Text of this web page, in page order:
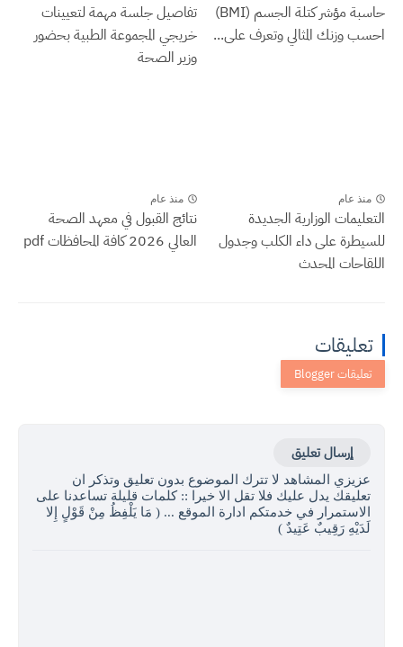
حاسبة مؤشر كتلة الجسم (BMI)
احسب وزنك المثالي وتعرف على...
تفاصيل جلسة مهمة لتعيينات
خريجي المجموعة الطبية بحضور
وزير الصحة
منذ عام
التعليمات الوزارية الجديدة
للسيطرة على داء الكلب وجدول
اللقاحات المحدث
منذ عام
نتائج القبول في معهد الصحة
العالي 2026 كافة المحافظات pdf
تعليقات
إرسال تعليق
عزيزي المشاهد لا تترك الموضوع بدون تعليق وتذكر ان
تعليقك يدل عليك فلا تقل الا خيرا :: كلمات قليلة تساعدنا على
الاستمرار في خدمتكم ادارة الموقع ... ( مَا يَلْفِظُ مِنْ قَوْلٍ إِلا
لَدَيْهِ رَقِيبٌ عَتِيدٌ )